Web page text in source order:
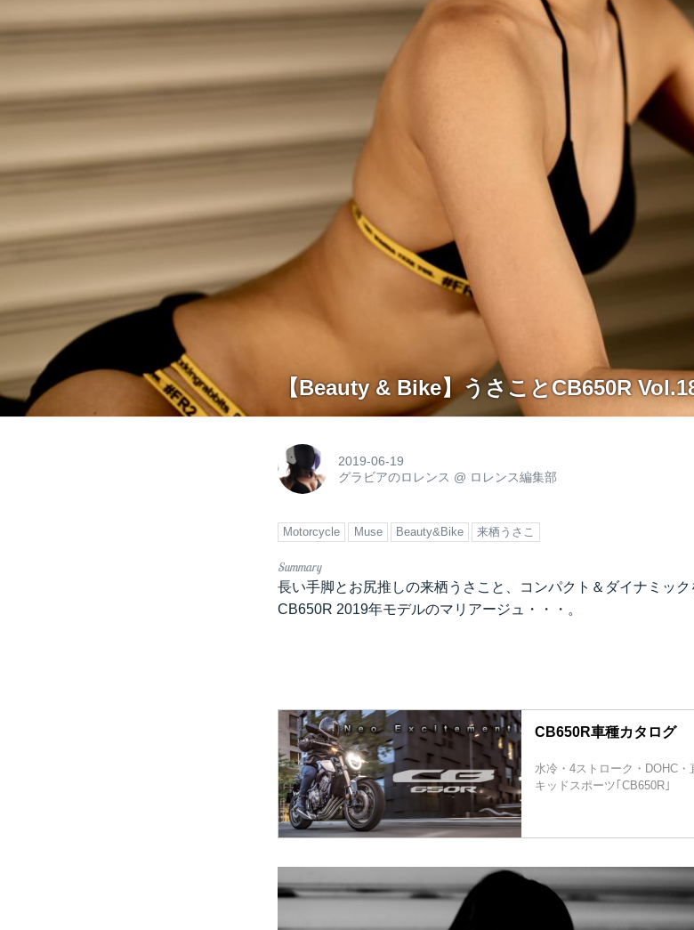
【Beauty & Bike】うさことCB650R
2019-06-19
グラビアのロレンス @ ロレンス編集部
Motorcycle Muse Beauty&Bike 来栖うさこ
長い手脚とお尻推しの来栖うさこと、コンパクト＆ダイナミッ
CB650R 2019年モデルのマリアージュ・・・。
CB650R車種カタログ
水冷・4ストローク・DOHC
キッドスポーツ｢CB650R｣